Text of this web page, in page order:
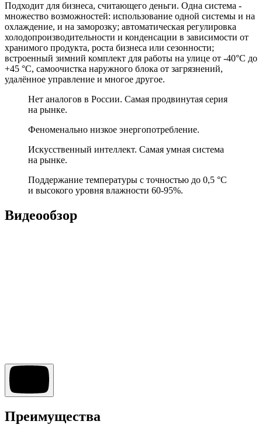
Подходит для бизнеса, считающего деньги. Одна система -
множество возможностей: использование одной системы и на
охлаждение, и на заморозку; автоматическая регулировка
холодопроизводительности и конденсации в зависимости от
хранимого продукта, роста бизнеса или сезонности;
встроенный зимний комплект для работы на улице от -40°С до
+45 °С, самоочистка наружного блока от загрязнений,
удалённое управление и многое другое.
Нет аналогов в России. Самая продвинутая серия
на рынке.
Феноменально низкое энергопотребление.
Искусственный интеллект. Самая умная система
на рынке.
Поддержание температуры с точностью до 0,5 °С
и высокого уровня влажности 60-95%.
Видеообзор
Преимущества